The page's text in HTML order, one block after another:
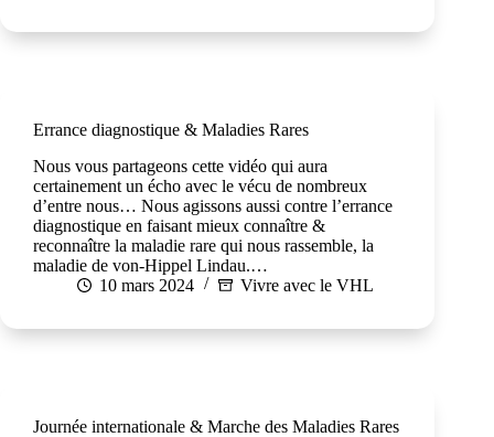
Errance diagnostique & Maladies Rares
Nous vous partageons cette vidéo qui aura
certainement un écho avec le vécu de nombreux
d’entre nous… Nous agissons aussi contre l’errance
diagnostique en faisant mieux connaître &
reconnaître la maladie rare qui nous rassemble, la
maladie de von-Hippel Lindau.…
10 mars 2024
Vivre avec le VHL
Journée internationale & Marche des Maladies Rares